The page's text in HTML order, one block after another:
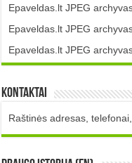
Epaveldas.lt JPEG
Epaveldas.lt JPEG
Epaveldas.lt JPEG
Kontaktai
Raštinės adresas,